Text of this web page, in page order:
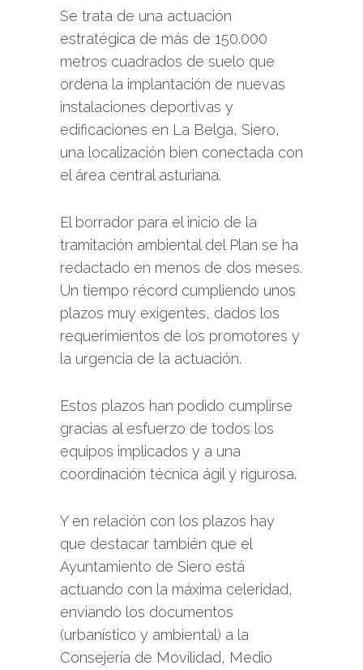
Se trata de una actuación
estratégica de más de 150.000
metros cuadrados de suelo que
ordena la implantación de nuevas
instalaciones deportivas y
edificaciones en La Belga, Siero,
una localización bien conectada con
el área central asturiana.
El borrador para el inicio de la
tramitación ambiental del Plan se ha
redactado en menos de dos meses.
Un tiempo récord cumpliendo unos
plazos muy exigentes, dados los
requerimientos de los promotores y
la urgencia de la actuación.
Estos plazos han podido cumplirse
gracias al esfuerzo de todos los
equipos implicados y a una
coordinación técnica ágil y rigurosa.
Y en relación con los plazos hay
que destacar también que el
Ayuntamiento de Siero está
actuando con la máxima celeridad,
enviando los documentos
(urbanístico y ambiental) a la
Consejería de Movilidad, Medio